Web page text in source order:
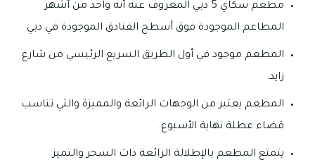
مطعم سكاي 5 دبي المعروف عنه أنه واحد من أشهر
المطاعم الموجودة فوق أسطح الفنادق الموجودة في دبي
المطعم موجود في أول الطريق السريع الرئيسي من شارع
زايد.
المطعم يعتبر من الوجهات الرائعة والمميزة والتي تناسب
قضاء عطلة نهاية الأسبوع.
يتمتع المطعم بالإطلالة الرائعة ذات السحر والتميز